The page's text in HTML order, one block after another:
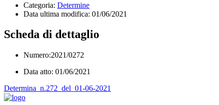
Categoria: Determine
Data ultima modifica: 01/06/2021
Scheda di dettaglio
Numero:2021/0272
Data atto: 01/06/2021
Determina_n.272_del_01-06-2021